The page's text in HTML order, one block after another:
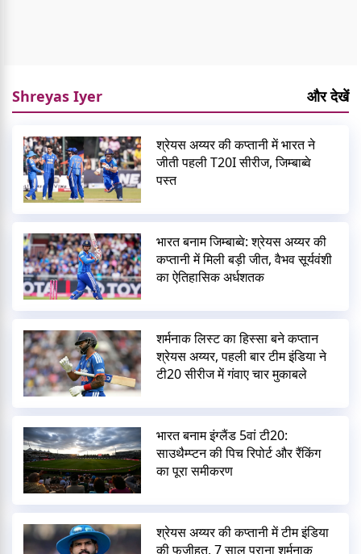
Shreyas Iyer और देखें
श्रेयस अय्यर की कप्तानी में भारत ने
जीती पहली T20I सीरीज, जिम्बाब्वे
पस्त
भारत बनाम जिम्बाब्वे: श्रेयस अय्यर की
कप्तानी में मिली बड़ी जीत, वैभव सूर्यवंशी
का ऐतिहासिक अर्धशतक
शर्मनाक लिस्ट का हिस्सा बने कप्तान
श्रेयस अय्यर, पहली बार टीम इंडिया ने
टी20 सीरीज में गंवाए चार मुकाबले
भारत बनाम इंग्लैंड 5वां टी20:
साउथैम्प्टन की पिच रिपोर्ट और रैंकिंग
का पूरा समीकरण
श्रेयस अय्यर की कप्तानी में टीम इंडिया
की फजीहत, 7 साल पुराना शर्मनाक